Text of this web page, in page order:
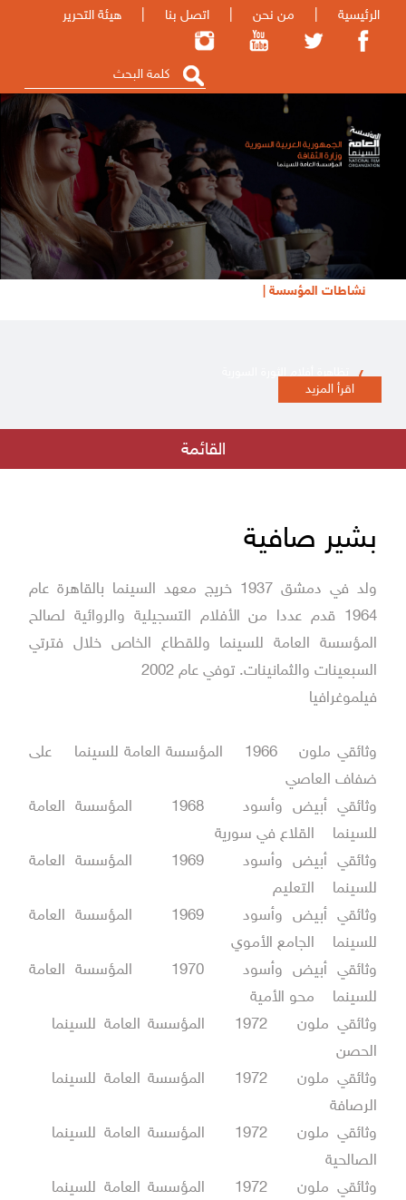
الرئيسية | من نحن | اتصل بنا | هيئة التحرير
نشاطات المؤسسة |
إعلان للكتّاب والمهتمين بتقديم نصوص للإنتاج السينمائي
فريق رؤية في دار الفنون بالتعاون مع المؤسسة العامة للسينما
فيلم أيام الرصاص في عرض خاص في دمشق
بقلب البلد جديد مؤسسة السينما
إطلاق مسابقة الفيلم الروائي الطويل الأول لمخرجه
فيلم كما يليق بك على منصة التتويج في مهرجان ليبيا السينمائي في دورته
اقرأ المزيد
القائمة
بشير صافية
ولد في دمشق 1937 خريج معهد السينما بالقاهرة عام
1964 قدم عددا من الأفلام التسجيلية والروائية لصالح
المؤسسة العامة للسينما وللقطاع الخاص خلال فترتي
السبعينات والثمانينات. توفي عام 2002
فيلموغرافيا
وثائقي ملون 1966 المؤسسة العامة للسينما على
ضفاف العاصي
وثائقي أبيض وأسود 1968 المؤسسة العامة
للسينما القلاع في سورية
وثائقي أبيض وأسود 1969 المؤسسة العامة
للسينما التعليم
وثائقي أبيض وأسود 1969 المؤسسة العامة
للسينما الجامع الأموي
وثائقي أبيض وأسود 1970 المؤسسة العامة
للسينما محو الأمية
وثائقي ملون 1972 المؤسسة العامة للسينما
الحصن
وثائقي ملون 1972 المؤسسة العامة للسينما
الرصافة
وثائقي ملون 1972 المؤسسة العامة للسينما
الصالحية
وثائقي ملون 1972 المؤسسة العامة للسينما